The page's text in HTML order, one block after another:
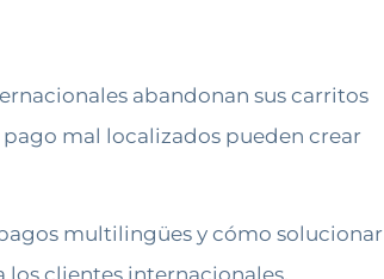
abandonan sus carritos
mal localizados pueden crear
multilingües y cómo solucionar